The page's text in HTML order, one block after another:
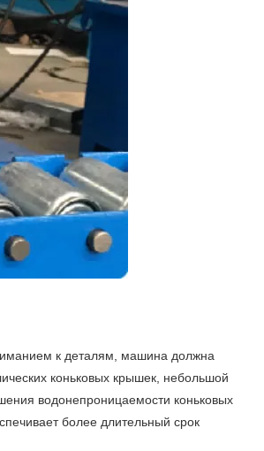
к деталям, машина должна
коньковых крышек, небольшой
водонепроницаемости коньковых
более длительный срок